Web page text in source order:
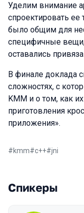
Уделим внимание
спроектировать
было общим для
специфичные
оставались
В финале доклада
сложностях, с
KMM и о том, как
приготовления
приложения».
#kmm#c++#jni
Спикеры